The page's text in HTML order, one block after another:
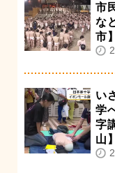
市
な
市】
い
学
字
山】